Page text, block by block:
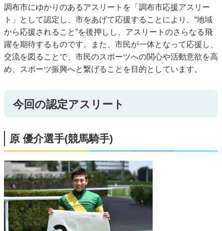
調布市にゆかりのあるアスリートを「調布市応援アスリー
ト」として認定し、市をあげて応援することにより、“地域
から応援されること”を後押しし、アスリートのさらなる飛
躍を期待するものです。また、市民が一体となって応援し、
交流を図ることで、市民のスポーツへの関心や活動意欲を高
め、スポーツ振興へと繋げることを目的としています。
今回の認定アスリート
原 優介選手(競馬騎手)